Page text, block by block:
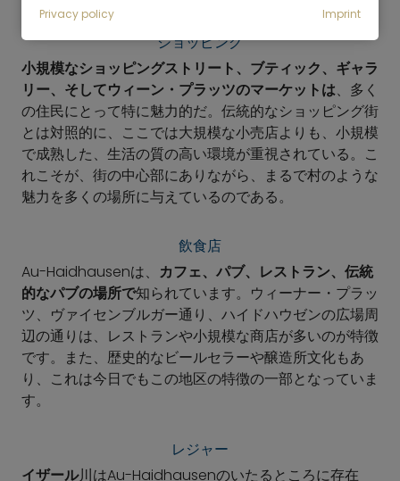
ショッピング
小規模なショッピングストリート、ブティック、ギャラ
リー、そしてウィーン・プラッツのマーケットは、多く
の住民にとって特に魅力的だ。伝統的なショッピング街
とは対照的に、ここでは大規模な小売店よりも、小規模
で成熟した、生活の質の高い環境が重視されている。こ
れこそが、街の中心部にありながら、まるで村のような
魅力を多くの場所に与えているのである。
飲食店
Au-Haidhausenは、 カフェ、パブ、レストラン、伝統
的なパブの場所で知られています。ウィーナー・プラッ
ツ、ヴァイセンブルガー通り、ハイドハウゼンの広場周
辺の通りは、レストランや小規模な商店が多いのが特徴
です。また、歴史的なビールセラーや醸造所文化もあ
り、これは今日でもこの地区の特徴の一部となっていま
す。
レジャー
イザール川はAu-Haidhausenのいたるところに存在
Privacy policy
Imprint